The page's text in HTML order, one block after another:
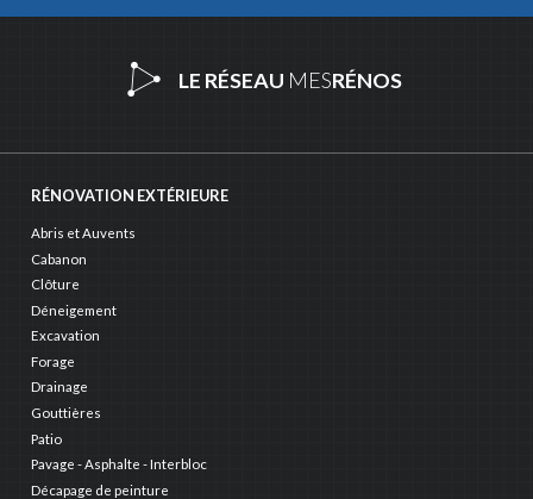
LE RÉSEAU MESRÉNOS
RÉNOVATION EXTÉRIEURE
Abris et Auvents
Cabanon
Clôture
Déneigement
Excavation
Forage
Drainage
Gouttières
Patio
Pavage - Asphalte - Interbloc
Décapage de peinture